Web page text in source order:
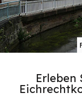
Erleben